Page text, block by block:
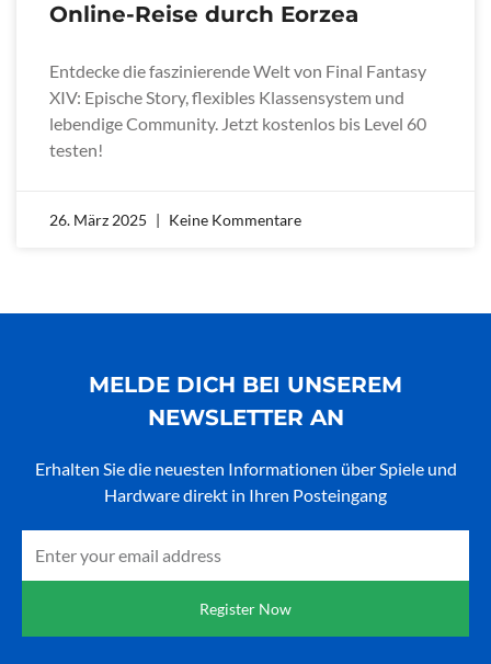
Online-Reise durch Eorzea
Entdecke die faszinierende Welt von Final Fantasy
XIV: Epische Story, flexibles Klassensystem und
lebendige Community. Jetzt kostenlos bis Level 60
testen!
26. März 2025 Keine Kommentare
MELDE DICH BEI UNSEREM
NEWSLETTER AN
Erhalten Sie die neuesten Informationen über Spiele und
Hardware direkt in Ihren Posteingang
Register Now